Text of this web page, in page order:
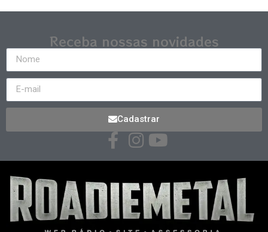
Receba nossas novidades
Cadastrar